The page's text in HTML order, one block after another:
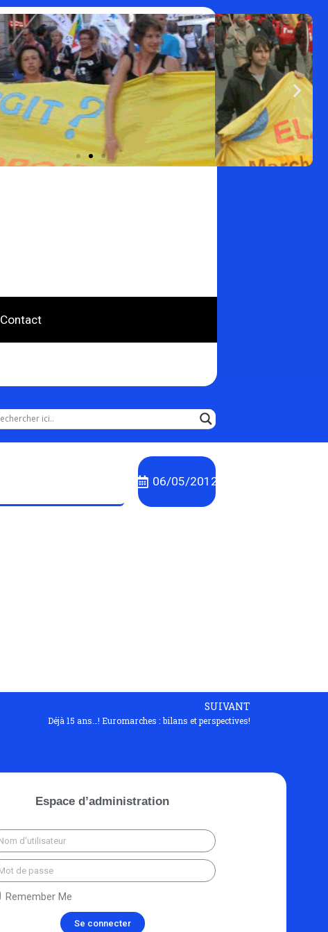
Contact
06/05/2012
SUIVANT
Déjà 15 ans…! Euromarches : bilans et perspectives!
Espace d’administration
Remember Me
Se connecter